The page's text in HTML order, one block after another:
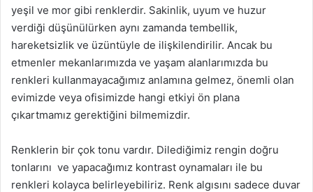
yeşil ve mor gibi renklerdir. Sakinlik, uyum ve huzur
verdiği düşünülürken aynı zamanda tembellik,
hareketsizlik ve üzüntüyle de ilişkilendirilir. Ancak bu
etmenler mekanlarımızda ve yaşam alanlarımızda bu
renkleri kullanmayacağımız anlamına gelmez, önemli olan
evimizde veya ofisimizde hangi etkiyi ön plana
çıkartmamız gerektiğini bilmemizdir.
Renklerin bir çok tonu vardır. Dilediğimiz rengin doğru
tonlarını ve yapacağımız kontrast oynamaları ile bu
renkleri kolayca belirleyebiliriz. Renk algısını sadece duvar